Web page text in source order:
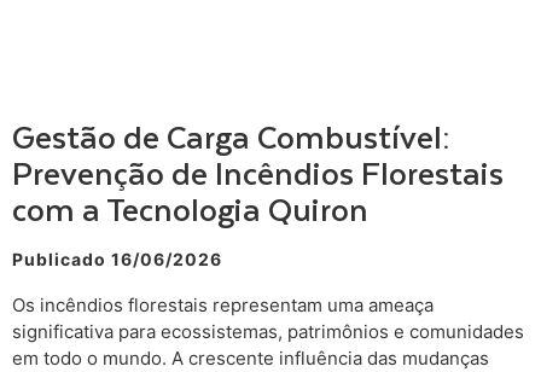
Gestão de Carga Combustível:
Prevenção de Incêndios Florestais
com a Tecnologia Quiron
Publicado 16/06/2026
Os incêndios florestais representam uma ameaça
significativa para ecossistemas, patrimônios e comunidades
em todo o mundo. A crescente influência das mudanças